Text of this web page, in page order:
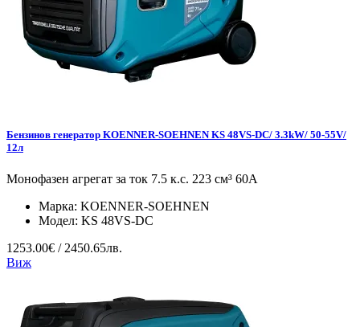
Бензинов генератор KOENNER-SOEHNEN KS 48VS-DC/ 3.3kW/ 50-55V/
12л
Монофазен агрегат за ток 7.5 к.с. 223 см³ 60А
Марка: KOENNER-SOEHNEN
Модел: KS 48VS-DC
1253.00€ / 2450.65лв.
Виж